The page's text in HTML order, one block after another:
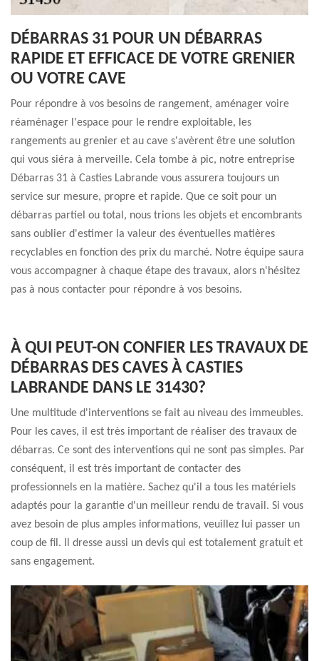
DÉBARRAS 31 POUR UN DÉBARRAS
RAPIDE ET EFFICACE DE VOTRE GRENIER
OU VOTRE CAVE
Pour répondre à vos besoins de rangement, aménager voire
réaménager l'espace pour le rendre exploitable, les
rangements au grenier et au cave s'avèrent être une solution
qui vous siéra à merveille. Cela tombe à pic, notre entreprise
Débarras 31 à Casties Labrande vous assurera toujours un
service sur mesure, propre et rapide. Que ce soit pour un
débarras partiel ou total, nous trions les objets et encombrants
sans oublier d'estimer la valeur des éventuelles matières
recyclables en fonction des prix du marché. Notre équipe saura
vous accompagner à chaque étape des travaux, alors n'hésitez
pas à nous contacter pour répondre à vos besoins.
À QUI PEUT-ON CONFIER LES TRAVAUX DE
DÉBARRAS DES CAVES À CASTIES
LABRANDE DANS LE 31430?
Une multitude d'interventions se fait au niveau des immeubles.
Pour les caves, il est très important de réaliser des travaux de
débarras. Ce sont des interventions qui ne sont pas simples. Par
conséquent, il est très important de contacter des
professionnels en la matière. Sachez qu'il a tous les matériels
adaptés pour la garantie d'un meilleur rendu de travail. Si vous
avez besoin de plus amples informations, veuillez lui passer un
coup de fil. Il dresse aussi un devis qui est totalement gratuit et
sans engagement.